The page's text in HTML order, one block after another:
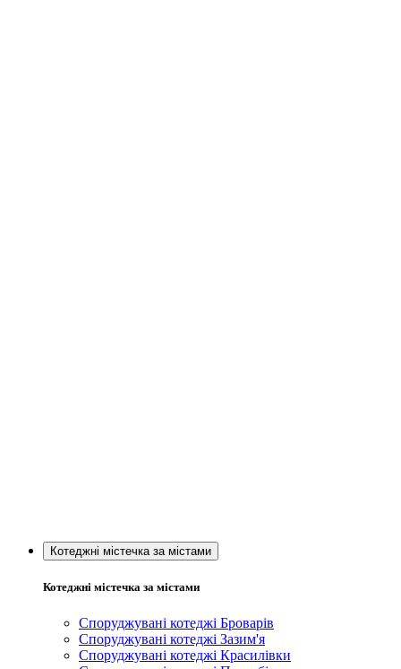
Котеджні містечка за містами
Котеджні містечка за містами
Споруджувані котеджі Броварів
Споруджувані котеджі Зазим'я
Споруджувані котеджі Красилівки